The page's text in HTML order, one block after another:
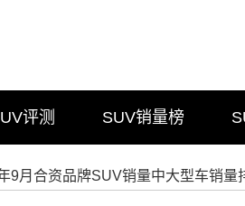
评测 SUV销量榜
9月合资品牌SUV销量中大型车销量